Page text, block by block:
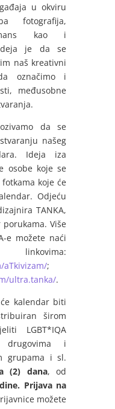
u okviru
fotografija,
kao i
je da se
naš kreativni
označimo i
međusobne
da se
našeg
Ideja iza
osobe koje se
koje će
Odjeću
TANKA,
Više
e možete naći
aTkivizam/;
ultra.tanka/.
kalendar biti
širom
LGBT*IQA
drugovima i
grupama i sl.
(2) dana, od
Prijava na
možete